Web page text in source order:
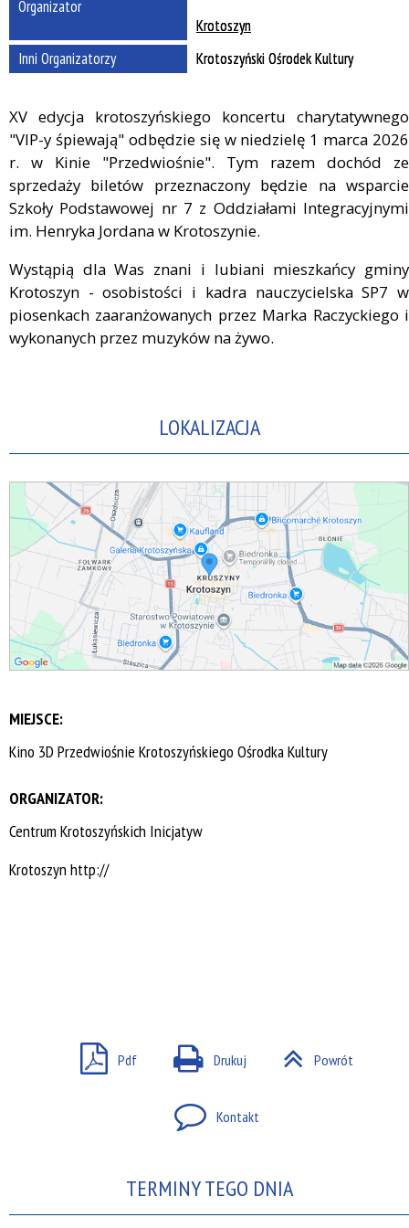
Organizator
Krotoszyn
Inni Organizatorzy
Krotoszyński Ośrodek Kultury
XV edycja krotoszyńskiego koncertu charytatywnego
"VIP-y śpiewają" odbędzie się w niedzielę 1 marca 2026
r. w Kinie "Przedwiośnie". Tym razem dochód ze
sprzedaży biletów przeznaczony będzie na wsparcie
Szkoły Podstawowej nr 7 z Oddziałami Integracyjnymi
im. Henryka Jordana w Krotoszynie.
Wystąpią dla Was znani i lubiani mieszkańcy gminy
Krotoszyn - osobistości i kadra nauczycielska SP7 w
piosenkach zaaranżowanych przez Marka Raczyckiego i
wykonanych przez muzyków na żywo.
LOKALIZACJA
MIEJSCE:
Kino 3D Przedwiośnie Krotoszyńskiego Ośrodka Kultury
ORGANIZATOR:
Centrum Krotoszyńskich Inicjatyw
Krotoszyn http://
Pdf Drukuj Powrót
Kontakt
TERMINY TEGO DNIA